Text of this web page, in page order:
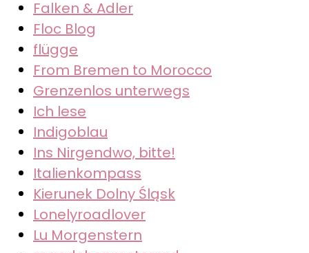
Falken & Adler
Floc Blog
flügge
From Bremen to Morocco
Grenzenlos unterwegs
Ich lese
Indigoblau
Ins Nirgendwo, bitte!
Italienkompass
Kierunek Dolny Śląsk
Lonelyroadlover
Lu Morgenstern